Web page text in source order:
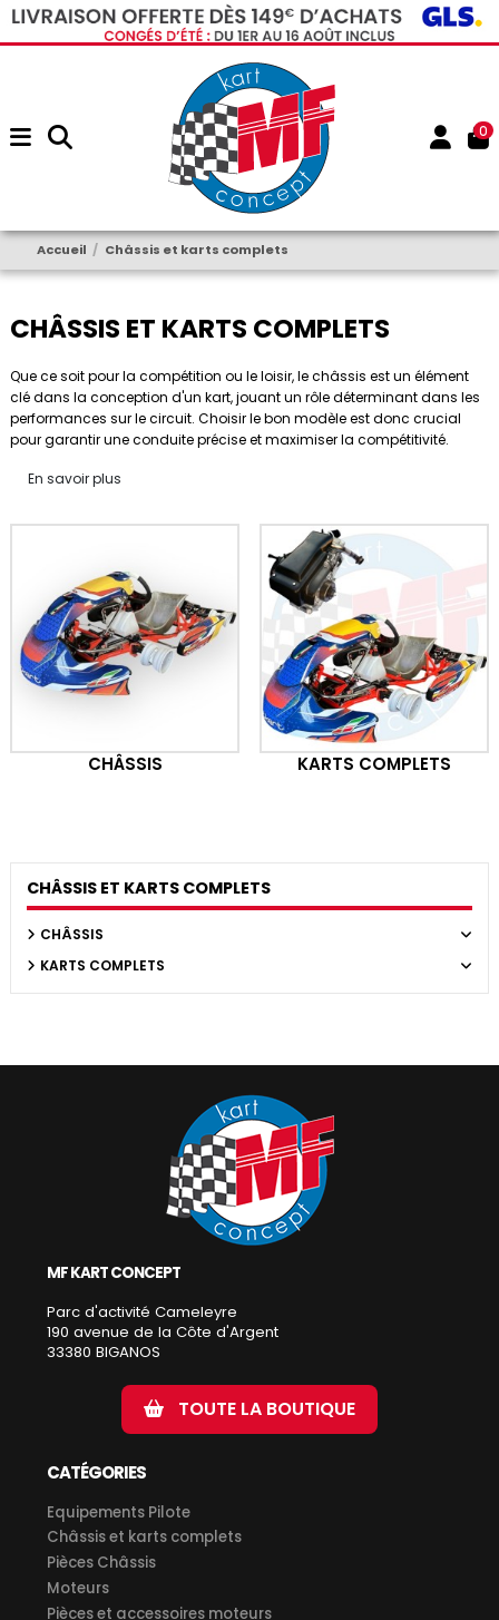
0
Accueil Châssis et karts complets
CHÂSSIS ET KARTS COMPLETS
Que ce soit pour la compétition ou le loisir, le châssis est un élément
clé dans la conception d'un kart, jouant un rôle déterminant dans les
performances sur le circuit. Choisir le bon modèle est donc crucial
pour garantir une conduite précise et maximiser la compétitivité.
En savoir plus
CHÂSSIS KARTS COMPLETS
CHÂSSIS ET KARTS COMPLETS
CHÂSSIS
KARTS COMPLETS
MF KART CONCEPT
Parc d'activité Cameleyre
190 avenue de la Côte d'Argent
33380 BIGANOS
TOUTE LA BOUTIQUE
CATÉGORIES
Equipements Pilote
Châssis et karts complets
Pièces Châssis
Moteurs
Pièces et accessoires moteurs